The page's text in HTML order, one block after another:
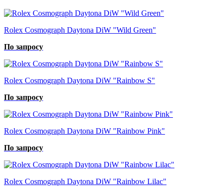
Rolex Cosmograph Daytona DiW "Wild Green"
По запросу
Rolex Cosmograph Daytona DiW "Rainbow S"
По запросу
Rolex Cosmograph Daytona DiW "Rainbow Pink"
По запросу
Rolex Cosmograph Daytona DiW "Rainbow Lilac"